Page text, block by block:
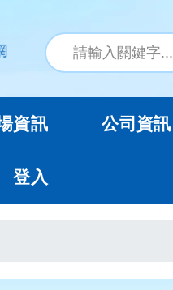
資訊 公司資訊
登入